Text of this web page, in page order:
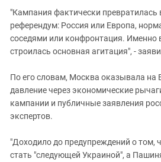
"Кампания фактически превратилась
референдум: Россия или Европа,
соседями или конфронтация. Именно
строилась основная агитация", -
По его словам, Москва оказывала на
давление через экономические
кампании и публичные заявления
экспертов.
"Доходило до предупреждений о том,
стать "следующей Украиной", а